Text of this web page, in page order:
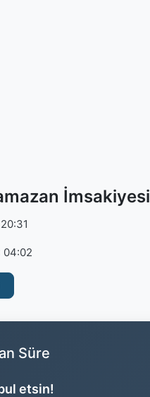
İmsakiyesi
20:31
04:02
Süre
etsin!